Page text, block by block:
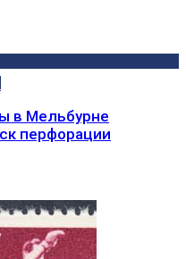
в Мельбурне
перфорации